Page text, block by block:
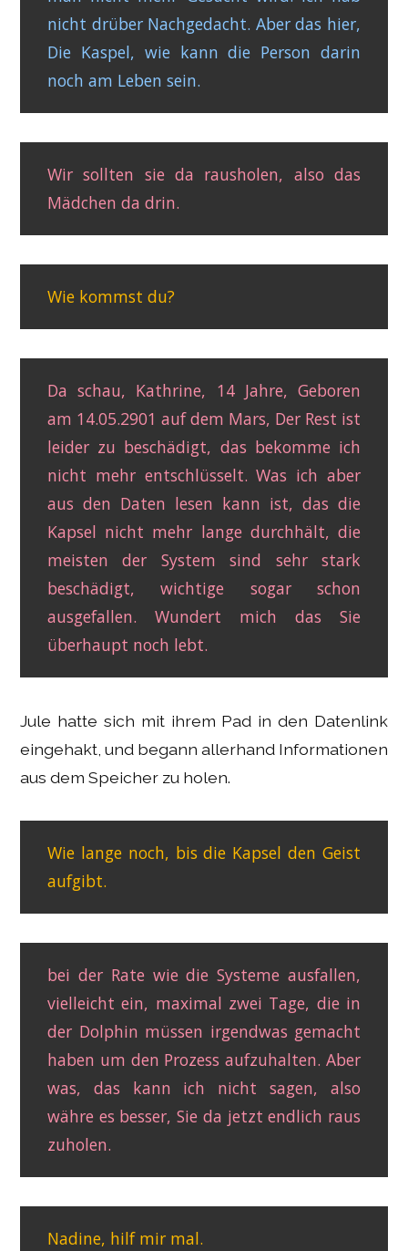
nicht drüber Nachgedacht. Aber das hier,
Die Kaspel, wie kann die Person darin
noch am Leben sein.
Wir sollten sie da rausholen, also das
Mädchen da drin.
Wie kommst du?
Da schau, Kathrine, 14 Jahre, Geboren
am 14.05.2901 auf dem Mars, Der Rest ist
leider zu beschädigt, das bekomme ich
nicht mehr entschlüsselt. Was ich aber
aus den Daten lesen kann ist, das die
Kapsel nicht mehr lange durchhält, die
meisten der System sind sehr stark
beschädigt, wichtige sogar schon
ausgefallen. Wundert mich das Sie
überhaupt noch lebt.
Jule hatte sich mit ihrem Pad in den Datenlink
eingehakt, und begann allerhand Informationen
aus dem Speicher zu holen.
Wie lange noch, bis die Kapsel den Geist
aufgibt.
bei der Rate wie die Systeme ausfallen,
vielleicht ein, maximal zwei Tage, die in
der Dolphin müssen irgendwas gemacht
haben um den Prozess aufzuhalten. Aber
was, das kann ich nicht sagen, also
währe es besser, Sie da jetzt endlich raus
zuholen.
Nadine, hilf mir mal.